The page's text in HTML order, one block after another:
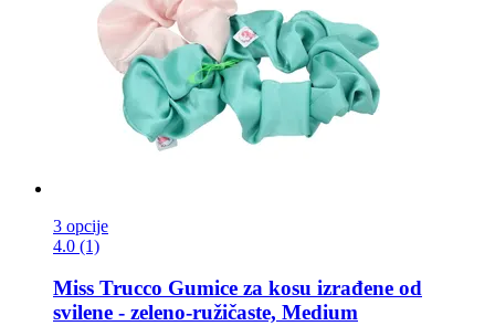
3 opcije
4.0 (1)
Miss Trucco Gumice za kosu izrađene od
svilene -​ zeleno-​ružičaste, Medium